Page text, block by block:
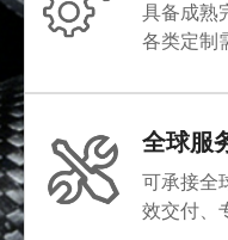
具备成熟
各类定制
全球服
可承接全
效交付、